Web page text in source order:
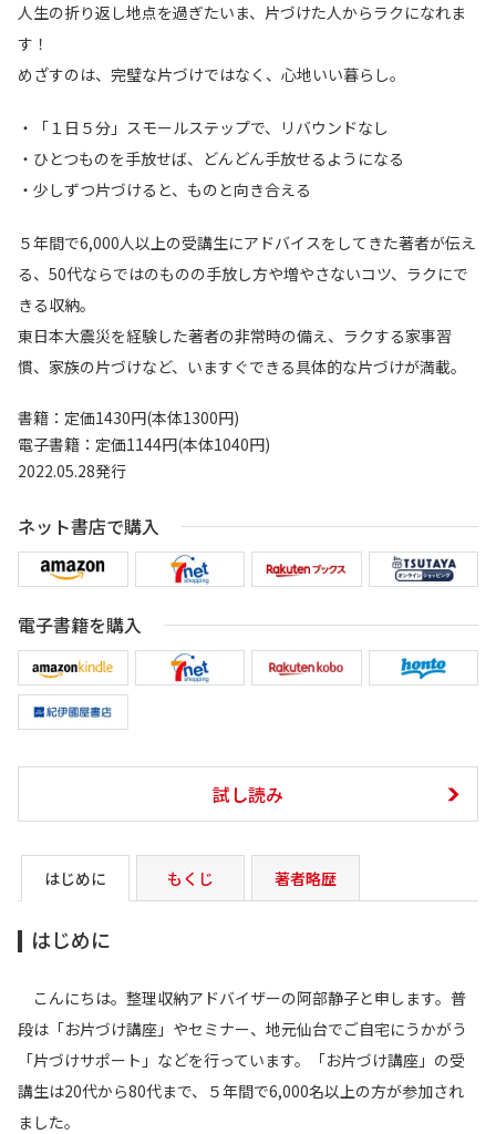
人生の折り返し地点を過ぎたいま、片づけた人からラクになれま
す！
めざすのは、完璧な片づけではなく、心地いい暮らし。
・「１日５分」スモールステップで、リバウンドなし
・ひとつものを手放せば、どんどん手放せるようになる
・少しずつ片づけると、ものと向き合える
５年間で6,000人以上の受講生にアドバイスをしてきた著者が伝え
る、50代ならではのものの手放し方や増やさないコツ、ラクにで
きる収納。
東日本大震災を経験した著者の非常時の備え、ラクする家事習
慣、家族の片づけなど、いますぐできる具体的な片づけが満載。
書籍：定価1430円(本体1300円)
電子書籍：定価1144円(本体1040円)
2022.05.28発行
ネット書店で購入
電子書籍を購入
試し読み
はじめに もくじ 著者略歴
はじめに
こんにちは。整理収納アドバイザーの阿部静子と申します。普
段は「お片づけ講座」やセミナー、地元仙台でご自宅にうかがう
「片づけサポート」などを行っています。「お片づけ講座」の受
講生は20代から80代まで、５年間で6,000名以上の方が参加され
ました。